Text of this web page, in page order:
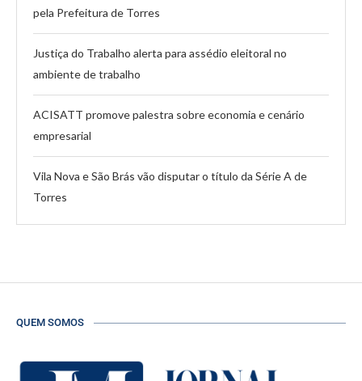
pela Prefeitura de Torres
Justiça do Trabalho alerta para assédio eleitoral no
ambiente de trabalho
ACISATT promove palestra sobre economia e cenário
empresarial
Vila Nova e São Brás vão disputar o título da Série A de
Torres
QUEM SOMOS